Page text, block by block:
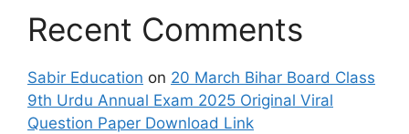
Recent Comments
Sabir Education on 20 March Bihar Board Class
9th Urdu Annual Exam 2025 Original Viral
Question Paper Download Link